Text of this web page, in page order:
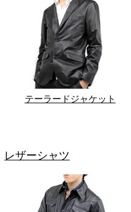
テーラードジャケット
レザーシャツ